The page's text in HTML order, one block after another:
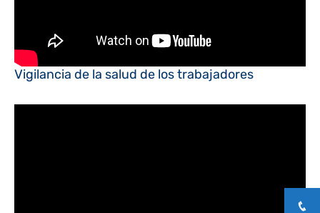
Vigilancia de la salud de los trabajadores